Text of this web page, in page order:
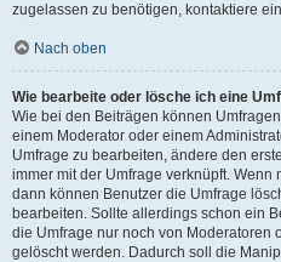
zugelassen zu benötigen, kontaktiere
Nach oben
Wie bearbeite oder lösche ich eine
Wie bei den Beiträgen können
einem Moderator oder einem
Umfrage zu bearbeiten, ändere den
immer mit der Umfrage verknüpft.
dann können Benutzer die Umfrage
bearbeiten. Sollte allerdings schon ein
die Umfrage nur noch von Moderatoren
gelöscht werden. Dadurch soll die